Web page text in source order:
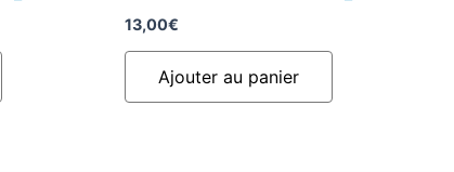
13,00€
Ajouter au panier